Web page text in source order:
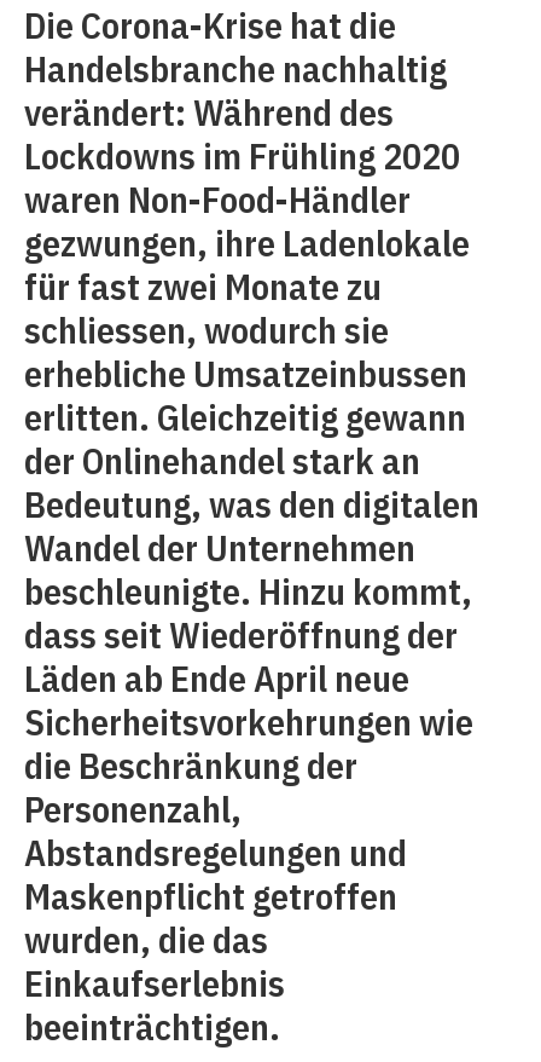
Die Corona-Krise hat die
Handelsbranche nachhaltig
verändert: Während des
Lockdowns im Frühling 2020
waren Non-Food-Händler
gezwungen, ihre Ladenlokale
für fast zwei Monate zu
schliessen, wodurch sie
erhebliche Umsatzeinbussen
erlitten. Gleichzeitig gewann
der Onlinehandel stark an
Bedeutung, was den digitalen
Wandel der Unternehmen
beschleunigte. Hinzu kommt,
dass seit Wiederöffnung der
Läden ab Ende April neue
Sicherheitsvorkehrungen wie
die Beschränkung der
Personenzahl,
Abstandsregelungen und
Maskenpflicht getroffen
wurden, die das
Einkaufserlebnis
beeinträchtigen.